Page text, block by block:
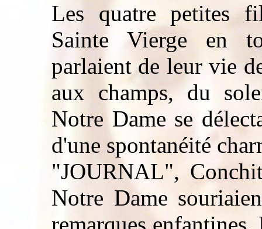
Les quatre petites
Sainte Vierge en
parlaient de leur vie
aux champs, du
Notre Dame se
d'une spontanéité
"JOURNAL",
Notre Dame